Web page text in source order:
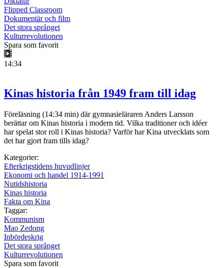
Flipped Classroom
Dokumentär och film
Det stora språnget
Kulturrevolutionen
Spara som favorit
14:34
Kinas historia från 1949 fram till idag
Föreläsning (14:34 min) där gymnasieläraren Anders Larsson
berättar om Kinas historia i modern tid. Vilka traditioner och idéer
har spelat stor roll i Kinas historia? Varför har Kina utvecklats som
det har gjort fram tills idag?
Kategorier:
Efterkrigstidens huvudlinjer
Ekonomi och handel 1914-1991
Nutidshistoria
Kinas historia
Fakta om Kina
Taggar:
Kommunism
Mao Zedong
Inbördeskrig
Det stora språnget
Kulturrevolutionen
Spara som favorit